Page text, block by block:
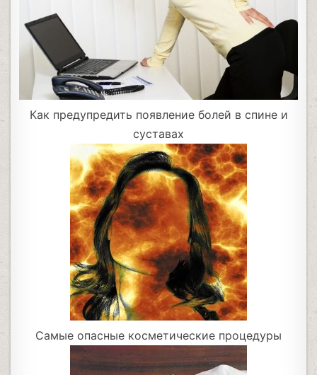
Как предупредить появление болей в спине и
суставах
Самые опасные косметические процедуры